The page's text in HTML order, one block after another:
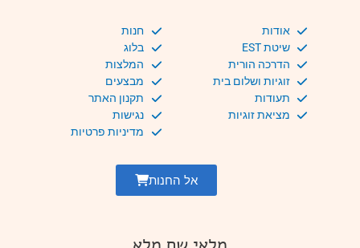
אודות
שיטת EST
הדרכה הורית
זוגיות ושלום בית
תעודות
מציאת זוגיות
חנות
בלוג
המלצות
מבצעים
תקנון האתר
נגישות
מדיניות פרטיות
אל החנות